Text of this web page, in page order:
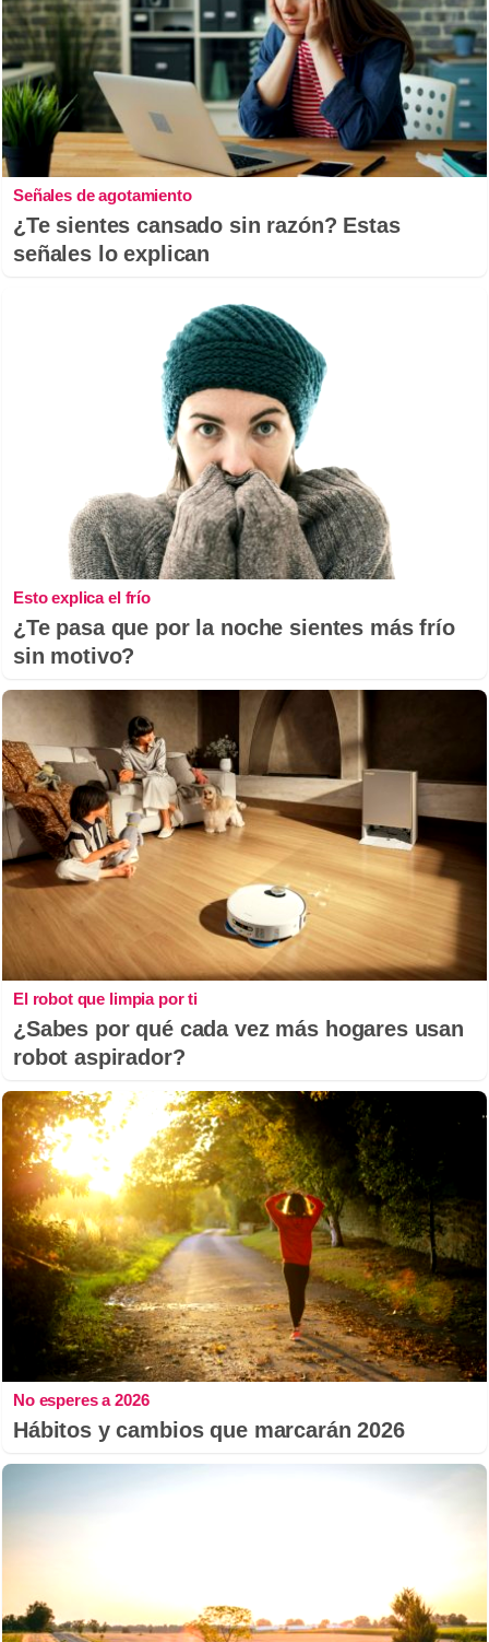
Señales de agotamiento
¿Te sientes cansado sin razón? Estas
señales lo explican
Esto explica el frío
¿Te pasa que por la noche sientes más frío
sin motivo?
El robot que limpia por ti
¿Sabes por qué cada vez más hogares usan
robot aspirador?
No esperes a 2026
Hábitos y cambios que marcarán 2026